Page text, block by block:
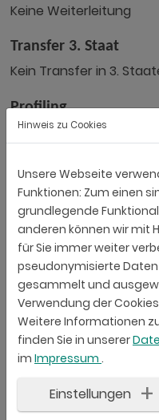
Keine Weiterleitung
Transfer 3. Staat
Kein Transfer in 3.
Profiling
Nein
Ihre Rechte
Ihnen stehen
Berichtigung,
Datenübertragbarkeit,
Für Daten, die einer
unterliegen, ist eine
gesetzlichen
Sie glauben, dass die
das Datenschutzrecht
Weise verletzt worden
Aufsichtsbehörde
Hinweis zu Cookies
Unsere Webseite
Funktionen: Zum einen
grundlegende
anderen können wir mit
für Sie immer weiter
pseudonymisierte
gesammelt und
Verwendung der
Weitere Informationen
finden Sie in unserer
im Impressum .
Einstellungen